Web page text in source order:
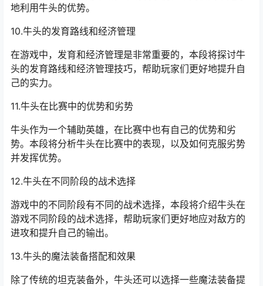
地利用牛头的优势。
10.牛头的发育路线和经济管理
在游戏中，发育和经济管理是非常重要的，本段将探讨牛
头的发育路线和经济管理技巧，帮助玩家们更好地提升自
己的实力。
11.牛头在比赛中的优势和劣势
牛头作为一个辅助英雄，在比赛中也有自己的优势和劣
势。本段将分析牛头在比赛中的表现，以及如何克服劣势
并发挥优势。
12.牛头在不同阶段的战术选择
游戏中的不同阶段有不同的战术选择，本段将介绍牛头在
游戏不同阶段的战术选择，帮助玩家们更好地应对敌方的
进攻和提升自己的输出。
13.牛头的魔法装备搭配和效果
除了传统的坦克装备外，牛头还可以选择一些魔法装备提